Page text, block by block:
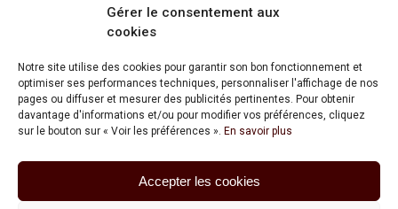
Gérer le consentement aux
cookies
Notre site utilise des cookies pour garantir son bon fonctionnement et
optimiser ses performances techniques, personnaliser l'affichage de nos
pages ou diffuser et mesurer des publicités pertinentes. Pour obtenir
davantage d'informations et/ou pour modifier vos préférences, cliquez
sur le bouton sur « Voir les préférences ». En savoir plus
Accepter les cookies
DU LUNDI AU VENDREDI